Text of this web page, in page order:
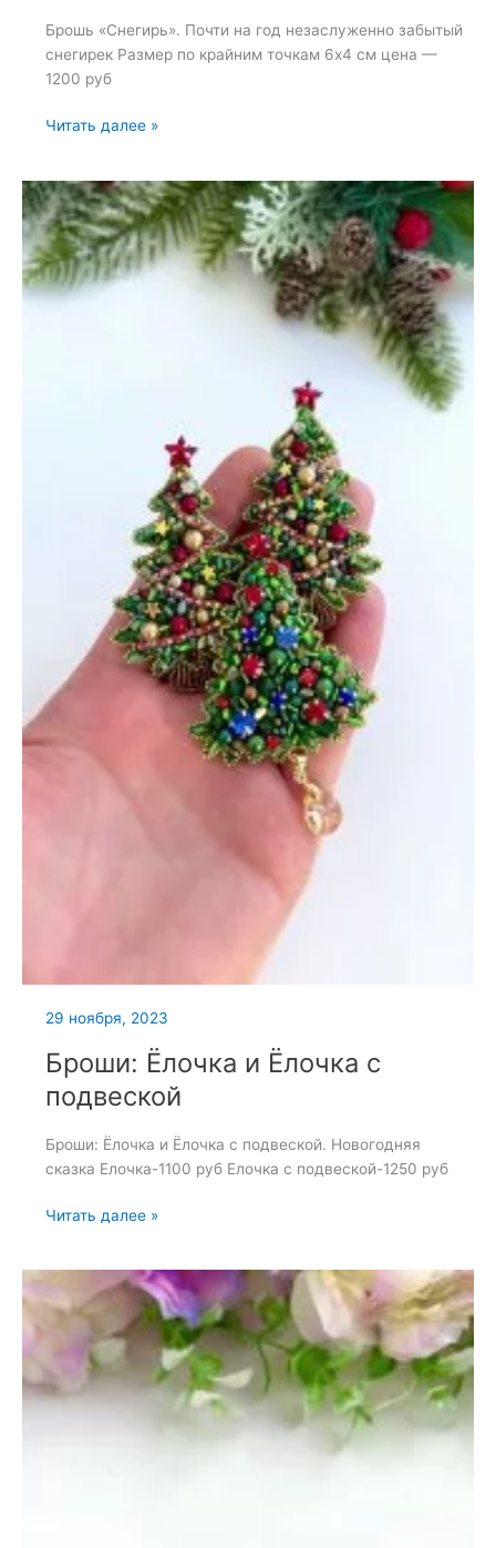
Брошь «Снегирь». Почти на год незаслуженно забытый
снегирек Размер по крайним точкам 6х4 см цена —
1200 руб
Брошь
30
ноября
2023
Читать далее »
29 ноября, 2023
Броши: Ёлочка и Ёлочка с
подвеской
Броши: Ёлочка и Ёлочка с подвеской. Новогодняя
сказка Елочка-1100 руб Елочка с подвеской-1250 руб
Броши:
Ёлочка
подвеской
Читать далее »